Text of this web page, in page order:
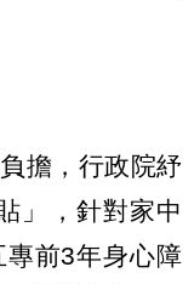
擔，行政院紓
」，針對家中
前3年身心障